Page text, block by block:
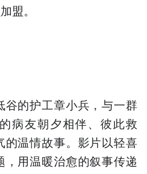
盟。
谷的护工章小兵，与一群
病友朝夕相伴、彼此救
温情故事。影片以轻喜
用温暖治愈的叙事传递